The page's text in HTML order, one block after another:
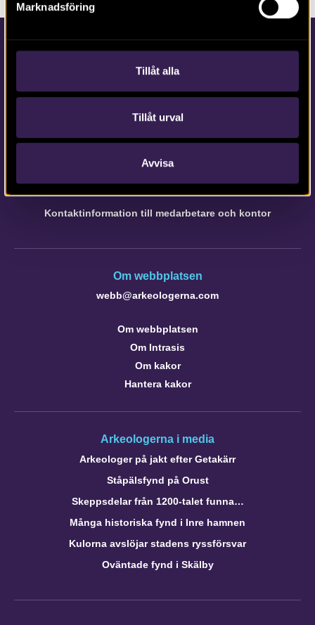
Marknadsföring
Tillåt alla
Tillåt urval
Avvisa
Kontakta Arkeologerna
Tfn vx: 010-480 80 00
Kontaktinformation till medarbetare och kontor
Om webbplatsen
webb@arkeologerna.com
Om webbplatsen
Om Intrasis
Om kakor
Hantera kakor
Arkeologerna i media
Arkeologer på jakt efter Getakärr
Ståpälsfynd på Orust
Skeppsdelar från 1200-talet funna…
Många historiska fynd i Inre hamnen
Kulorna avslöjar stadens ryssförsvar
Oväntade fynd i Skälby